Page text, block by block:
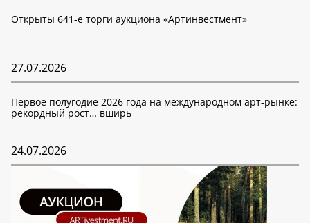
Открыты 641-е торги аукциона «Артинвестмент»
27.07.2026
Первое полугодие 2026 года на международном арт-рынке:
рекордный рост… вширь
24.07.2026